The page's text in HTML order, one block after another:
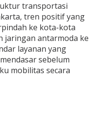
transportasi
tren positif yang
ke kota-kota
jaringan antarmoda ke
layanan yang
sebelum
mobilitas secara